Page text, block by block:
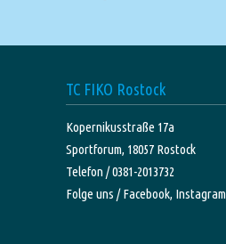
TC FIKO Rostock
Kopernikusstraße 17a
Sportforum, 18057 Rostock
Telefon / 0381-2013732
Folge uns /Facebook, Instagram